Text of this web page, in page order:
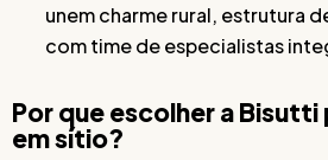
unem charme rural, estrutura
com time de especialistas
Por que escolher a
em sítio?